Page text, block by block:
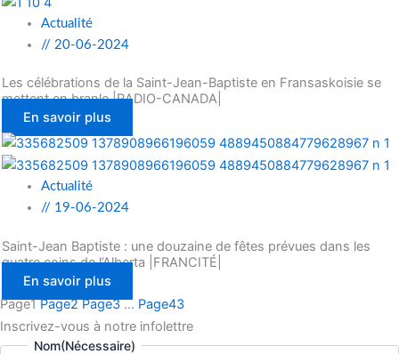
Actualité
// 20-06-2024
Les célébrations de la Saint-Jean-Baptiste en Fransaskoisie se
mettent en branle |RADIO-CANADA|
En savoir plus
Actualité
// 19-06-2024
Saint-Jean Baptiste : une douzaine de fêtes prévues dans les
quatre coins de l’Alberta |FRANCITÉ|
En savoir plus
Page1 Page2 Page3 … Page43
Inscrivez-vous à notre infolettre
Nom(Nécessaire)